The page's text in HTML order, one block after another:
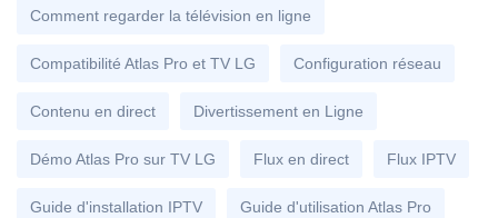
Comment regarder la télévision en ligne
Compatibilité Atlas Pro et TV LG Configuration réseau
Contenu en direct Divertissement en Ligne
Démo Atlas Pro sur TV LG Flux en direct Flux IPTV
Guide d'installation IPTV Guide d'utilisation Atlas Pro